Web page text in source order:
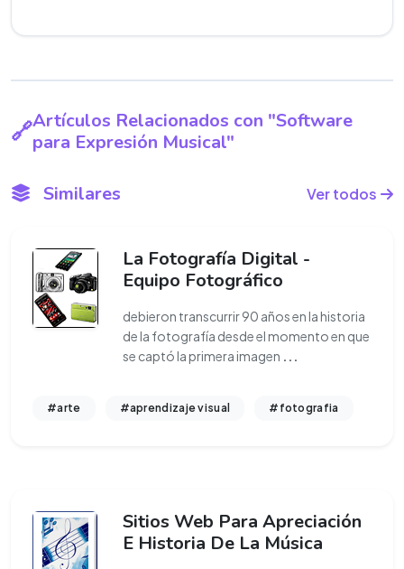
Artículos Relacionados con "Software
para Expresión Musical"
Similares Ver todos
La Fotografía Digital -
Equipo Fotográfico
debieron transcurrir 90 años en la historia
de la fotografía desde el momento en que
se captó la primera imagen ...
#arte #aprendizaje visual #fotografia
Sitios Web Para Apreciación
E Historia De La Música